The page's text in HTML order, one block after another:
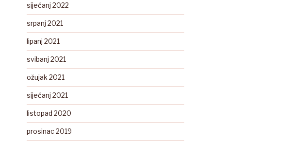
siječanj 2022
srpanj 2021
lipanj 2021
svibanj 2021
ožujak 2021
siječanj 2021
listopad 2020
prosinac 2019